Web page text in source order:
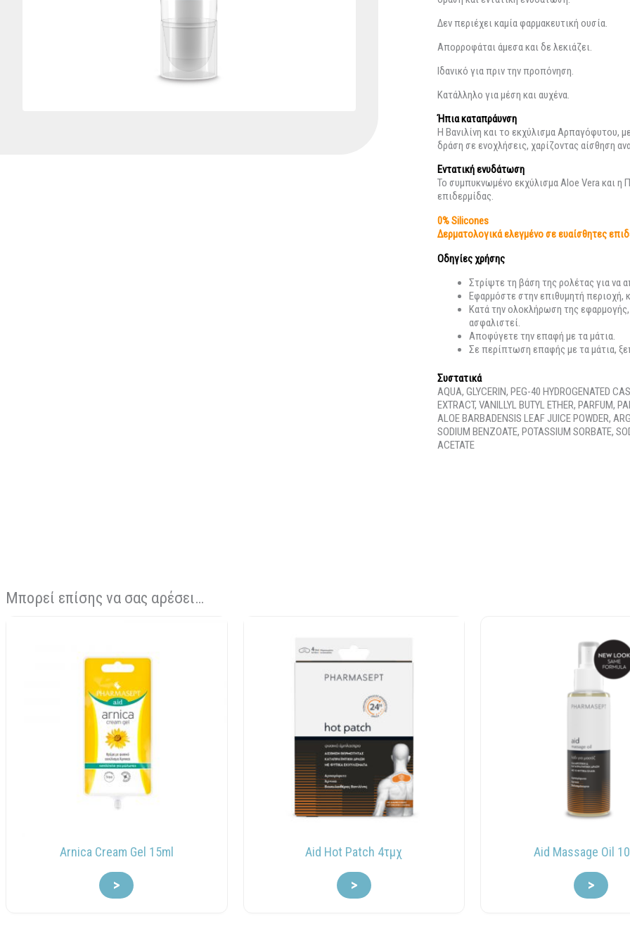
Δεν περιέχει καμία φαρμακευτική ουσία.
Απορροφάται άμεσα και δε λεκιάζει.
Ιδανικό για πριν την προπόνηση.
Κατάλληλο για μέση και αυχένα.
Ήπια καταπράυνση
Η Βανιλίνη και τo εκχύλισμα Αρπαγόφυτου,
δράση σε ενοχλήσεις, χαρίζοντας αίσθηση
Εντατική ενυδάτωση
Το συμπυκνωμένο εκχύλισμα Aloe Vera και η
επιδερμίδας.
0% Silicones
Δερματολογικά ελεγμένο σε ευαίσθητες
Οδηγίες χρήσης
Στρίψτε τη βάση της ρολέτας για να
Εφαρμόστε στην επιθυμητή περιοχή,
Κατά την ολοκλήρωση της
ασφαλιστεί.
Αποφύγετε την επαφή με τα μάτια.
Σε περίπτωση επαφής με τα μάτια,
Συστατικά
AQUA, GLYCERIN, PEG-40 HYDROGENATED
EXTRACT, VANILLYL BUTYL ETHER, PARFUM,
ALOE BARBADENSIS LEAF JUICE POWDER,
SODIUM BENZOATE, POTASSIUM SORBATE,
ACETATE
Μπορεί επίσης να σας αρέσει…
Arnica Cream Gel 15ml
>
Aid Hot Patch 4τμχ
>
Aid Massage Oil
>